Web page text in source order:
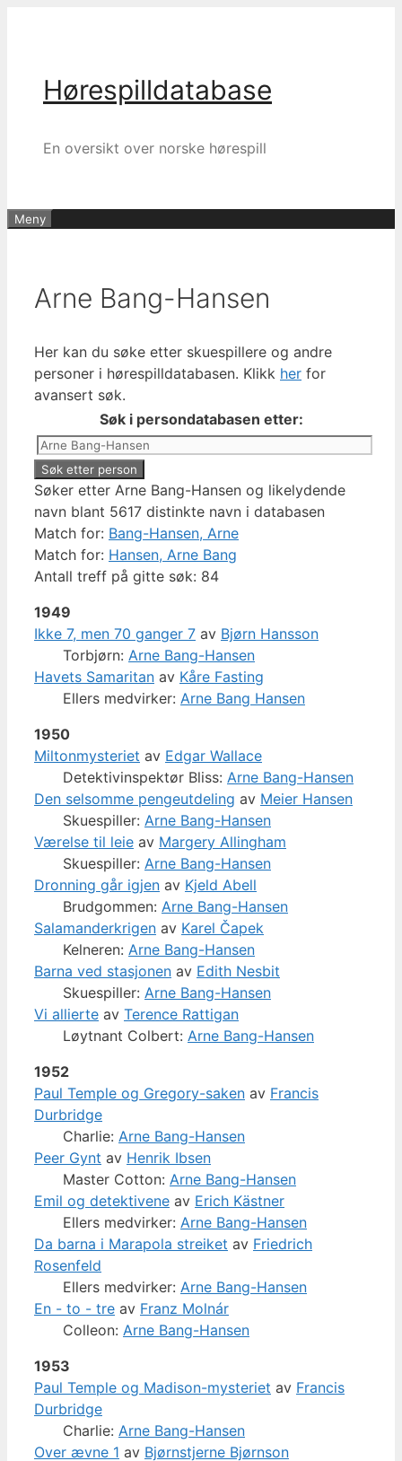
Hørespilldatabase
En oversikt over norske hørespill
Meny
Arne Bang-Hansen
Her kan du søke etter skuespillere og andre
personer i hørespilldatabasen. Klikk her for
avansert søk.
Søk i persondatabasen etter:
Søker etter Arne Bang-Hansen og likelydende
navn blant 5617 distinkte navn i databasen
Match for: Bang-Hansen, Arne
Match for: Hansen, Arne Bang
Antall treff på gitte søk: 84
1949
Ikke 7, men 70 ganger 7 av Bjørn Hansson
Torbjørn: Arne Bang-Hansen
Havets Samaritan av Kåre Fasting
Ellers medvirker: Arne Bang Hansen
1950
Miltonmysteriet av Edgar Wallace
Detektivinspektør Bliss: Arne Bang-Hansen
Den selsomme pengeutdeling av Meier Hansen
Skuespiller: Arne Bang-Hansen
Værelse til leie av Margery Allingham
Skuespiller: Arne Bang-Hansen
Dronning går igjen av Kjeld Abell
Brudgommen: Arne Bang-Hansen
Salamanderkrigen av Karel Čapek
Kelneren: Arne Bang-Hansen
Barna ved stasjonen av Edith Nesbit
Skuespiller: Arne Bang-Hansen
Vi allierte av Terence Rattigan
Løytnant Colbert: Arne Bang-Hansen
1952
Paul Temple og Gregory-saken av Francis
Durbridge
Charlie: Arne Bang-Hansen
Peer Gynt av Henrik Ibsen
Master Cotton: Arne Bang-Hansen
Emil og detektivene av Erich Kästner
Ellers medvirker: Arne Bang-Hansen
Da barna i Marapola streiket av Friedrich
Rosenfeld
Ellers medvirker: Arne Bang-Hansen
En - to - tre av Franz Molnár
Colleon: Arne Bang-Hansen
1953
Paul Temple og Madison-mysteriet av Francis
Durbridge
Charlie: Arne Bang-Hansen
Over ævne 1 av Bjørnstjerne Bjørnson